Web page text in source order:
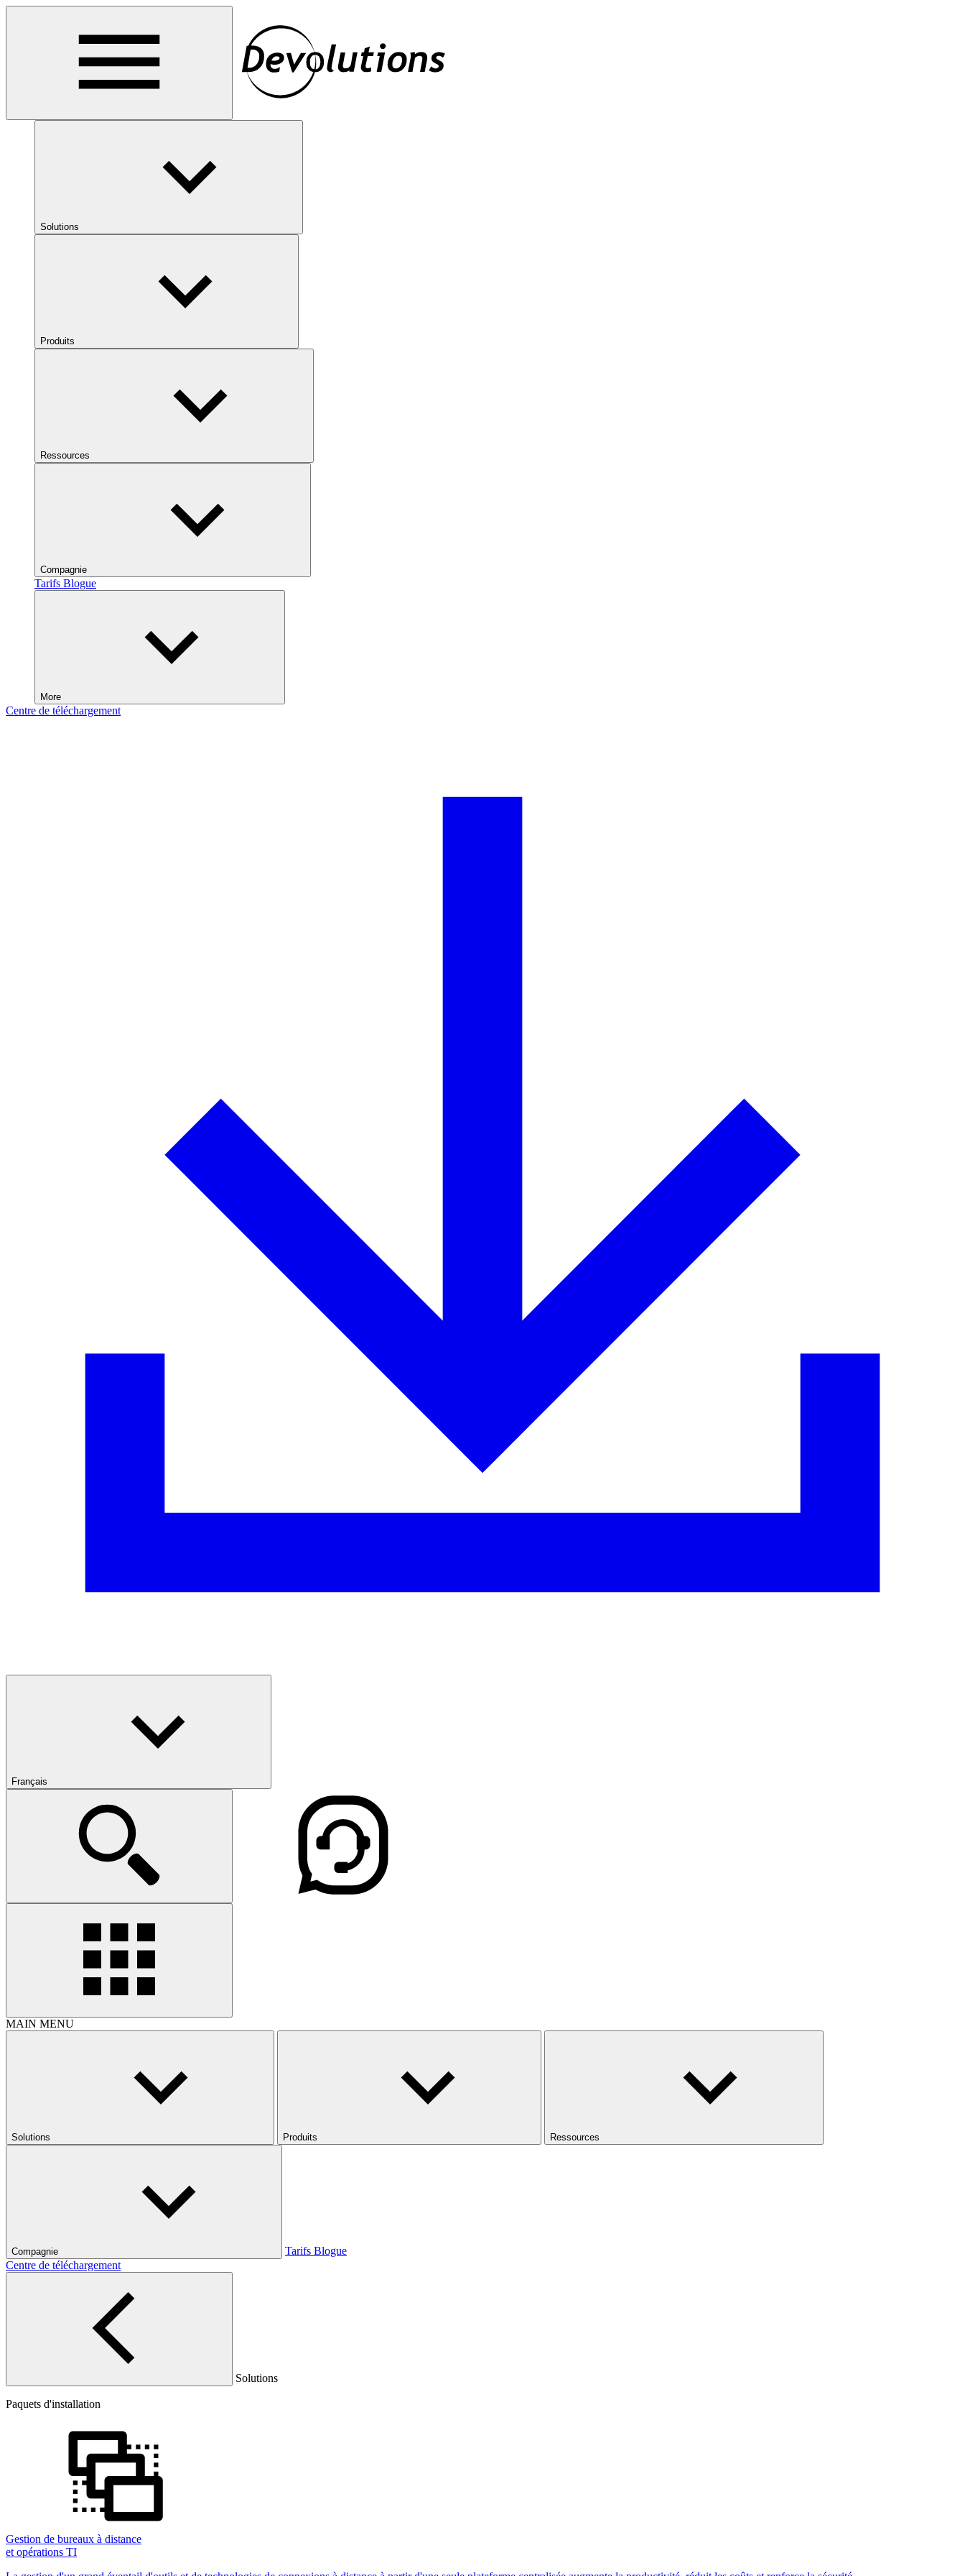
Solutions
Produits
Ressources
Compagnie
Tarifs Blogue
More
Centre de téléchargement
Français
MAIN MENU
Solutions Produits Ressources
Compagnie Tarifs Blogue
Centre de téléchargement
Solutions
Paquets d'installation
Gestion de bureaux à distance
et opérations TI